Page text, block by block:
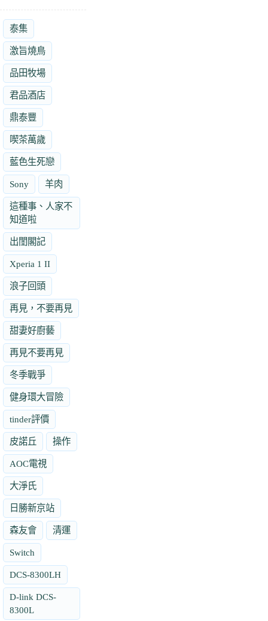
泰集
激旨燒鳥
品田牧場
君品酒店
鼎泰豐
喫茶萬歲
藍色生死戀
Sony 羊肉
這種事、人家不
知道啦
出閨閣記
Xperia 1 II
浪子回頭
再見，不要再見
甜妻好廚藝
再見不要再見
冬季戰爭
健身環大冒險
tinder評價
皮諾丘 操作
AOC電視
大淨氏
日勝新京站
森友會 清運
Switch
DCS-8300LH
D-link DCS-
8300L